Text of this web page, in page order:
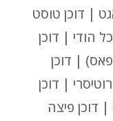
| דוכן טוסט
הודי | דוכן
| דוכן
| דוכן
דוכן פיצה